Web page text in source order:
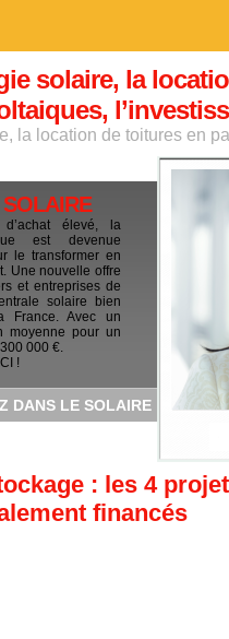
solaire, la
la location de toitures en
élevé, la
est devenue
le transformer en
Une nouvelle offre
et entreprises de
solaire bien
France. Avec un
moyenne pour un
000 €.
!
DANS LE SOLAIRE
: les 4 projet
financés